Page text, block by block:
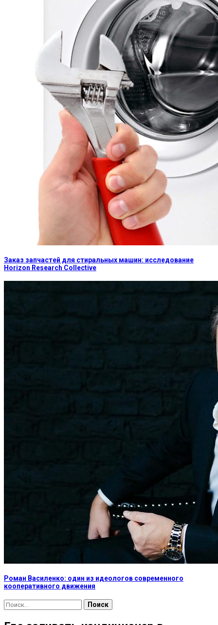
Заказ запчастей для стиральных машин: исследование
Horizon Research Collective
Роман Василенко: один из идеологов современного
кооперативного движения
Найти: